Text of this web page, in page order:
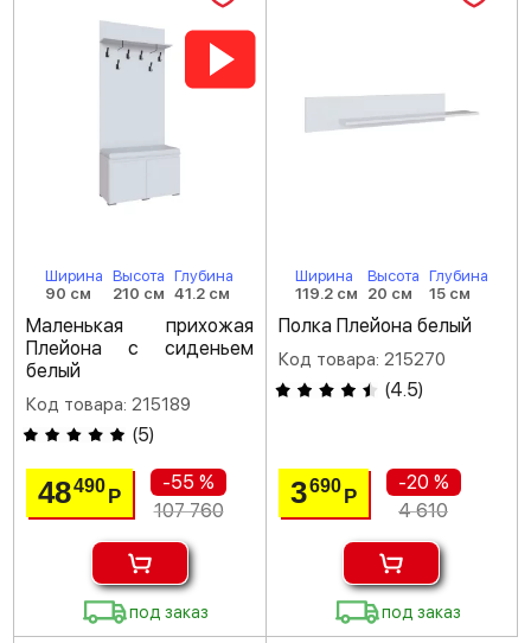
Ширина
90 см
Высота
210 см
Глубина
41.2 см
Маленькая прихожая
Плейона с сиденьем
белый
Код товара: 215189
(5)
48490Р
-55 %
107 760
под заказ
Ширина
119.2 см
Высота
20 см
Глубина
15 см
Полка Плейона белый
Код товара: 215270
(4.5)
3690 Р
-20 %
4 610
под заказ